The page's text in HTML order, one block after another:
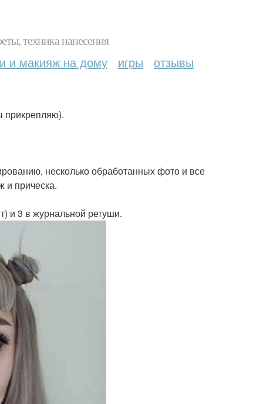
техника нанесения
и макияж на дому игры отзывы
прикрепляю).
несколько обработанных фото и все
и прическа.
и 3 в журнальной ретуши.